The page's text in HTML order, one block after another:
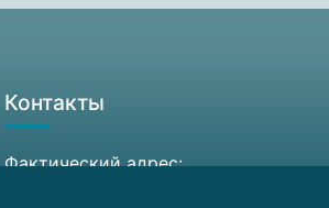
Контакты
Фактический адрес: